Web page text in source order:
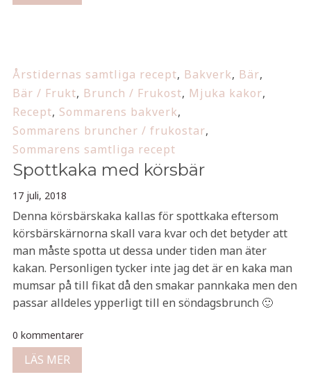
Årstidernas samtliga recept, Bakverk, Bär,
Bär / Frukt, Brunch / Frukost, Mjuka kakor,
Recept, Sommarens bakverk,
Sommarens bruncher / frukostar,
Sommarens samtliga recept
Spottkaka med körsbär
17 juli, 2018
Denna körsbärskaka kallas för spottkaka eftersom
körsbärskärnorna skall vara kvar och det betyder att
man måste spotta ut dessa under tiden man äter
kakan. Personligen tycker inte jag det är en kaka man
mumsar på till fikat då den smakar pannkaka men den
passar alldeles ypperligt till en söndagsbrunch 🙂
0 kommentarer
LÄS MER